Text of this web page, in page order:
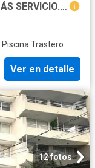
VENDE EXCELENTE DEPTO. 3D 2B MÁS SERVICIO. ESTACIONAMIENTO, BODEGA, TERRAZA, PISCINA
·Piscina·Trastero
Ver en detalle
12 fotos